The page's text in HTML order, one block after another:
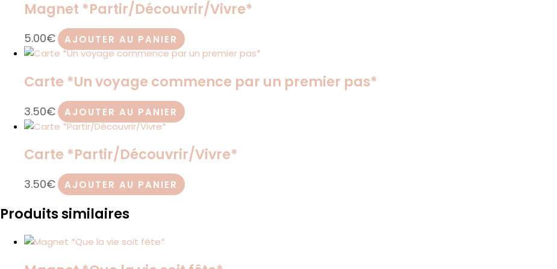
Magnet *Partir/Découvrir/Vivre*
5.00€ AJOUTER AU PANIER
Carte *Un voyage commence par un premier pas*
3.50€ AJOUTER AU PANIER
Carte *Partir/Découvrir/Vivre*
3.50€ AJOUTER AU PANIER
Produits similaires